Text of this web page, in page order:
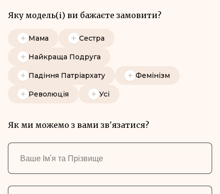
Яку модель(і) ви бажаєте замовити?
Мама Сестра
Найкраща Подруга
Падіння Патріархату Фемінізм
Революція Усі
Як ми можемо з вами зв'язатися?